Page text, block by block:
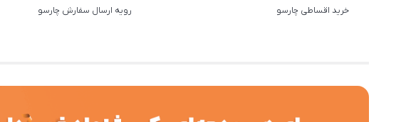
خرید اقساطی چارسو رویه ارسال سفارش چارسو